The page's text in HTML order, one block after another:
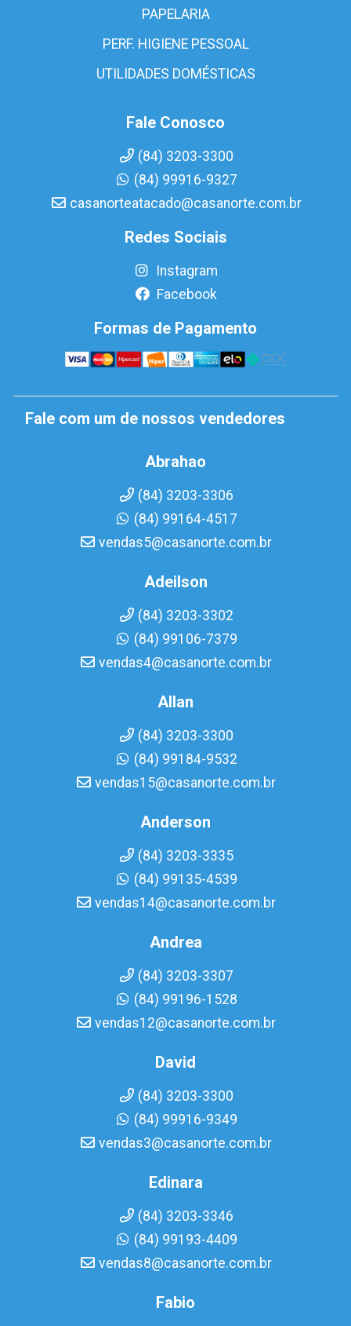
PAPELARIA
PERF. HIGIENE PESSOAL
UTILIDADES DOMÉSTICAS
Fale Conosco
(84) 3203-3300
(84) 99916-9327
casanorteatacado@casanorte.com.br
Redes Sociais
Instagram
Facebook
Formas de Pagamento
Fale com um de nossos vendedores
Abrahao
(84) 3203-3306
(84) 99164-4517
vendas5@casanorte.com.br
Adeilson
(84) 3203-3302
(84) 99106-7379
vendas4@casanorte.com.br
Allan
(84) 3203-3300
(84) 99184-9532
vendas15@casanorte.com.br
Anderson
(84) 3203-3335
(84) 99135-4539
vendas14@casanorte.com.br
Andrea
(84) 3203-3307
(84) 99196-1528
vendas12@casanorte.com.br
David
(84) 3203-3300
(84) 99916-9349
vendas3@casanorte.com.br
Edinara
(84) 3203-3346
(84) 99193-4409
vendas8@casanorte.com.br
Fabio